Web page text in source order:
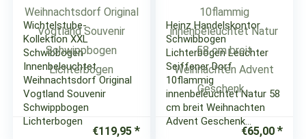
Wichtelstube-
Kollektion XXL
Schwibbogen
Innenbeleuchtet
Weihnachtsdorf Original
Vogtland Souvenir
Schwippbogen
Lichterbogen
€119,95
Heinz Handelskontor
Schwibbogen
Lichterbogen Leuchter
Seiffener Dorf
10flammig
innenbeleuchtet Natur 58
cm breit Weihnachten
Advent Geschenk…
€65,00